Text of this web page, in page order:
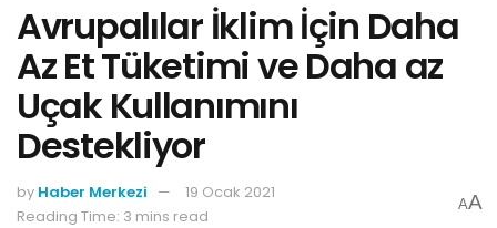
Avrupalılar İklim İçin Daha
Az Et Tüketimi ve Daha az
Uçak Kullanımını
Destekliyor
by Haber Merkezi
19 Ocak 2021
Reading Time: 3 mins read
AA